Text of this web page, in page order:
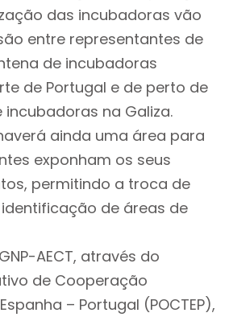
das incubadoras vão
entre representantes de
de incubadoras
de Portugal e de perto de
na Galiza.
ainda uma área para
exponham os seus
permitindo a troca de
de áreas de
AECT, através do
de Cooperação
– Portugal (POCTEP),